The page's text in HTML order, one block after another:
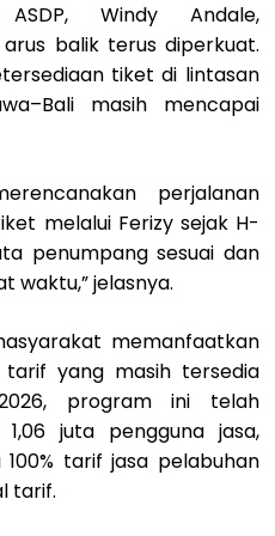
Windy Andale,
balik terus diperkuat.
tiket di lintasan
masih mencapai
perjalanan
melalui Ferizy sejak H-
penumpang sesuai dan
waktu,” jelasnya.
memanfaatkan
yang masih tersedia
program ini telah
juta pengguna jasa,
tarif jasa pelabuhan
tarif.